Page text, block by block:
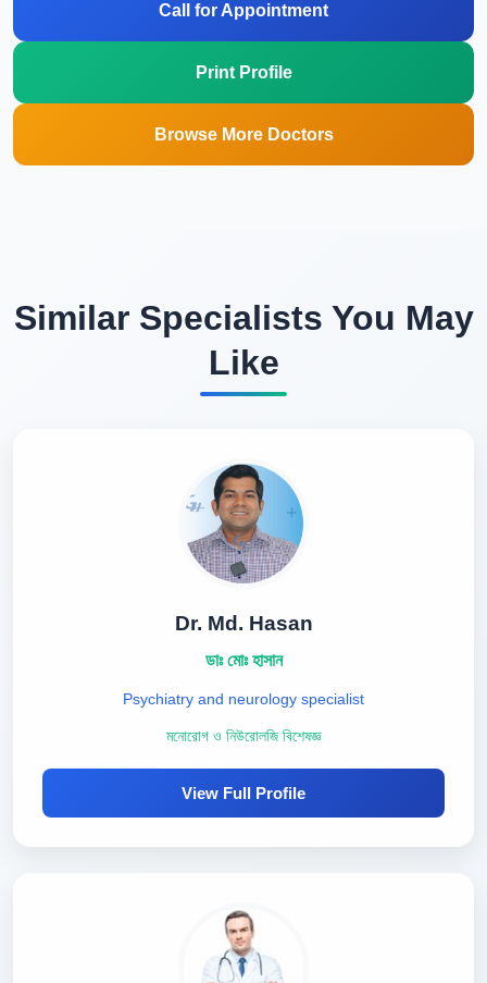
Call for Appointment
Print Profile
Browse More Doctors
Similar Specialists You May
Like
Dr. Md. Hasan
ডাঃ মোঃ হাসান
Psychiatry and neurology specialist
মনোরোগ ও নিউরোলজি বিশেষজ্ঞ
View Full Profile